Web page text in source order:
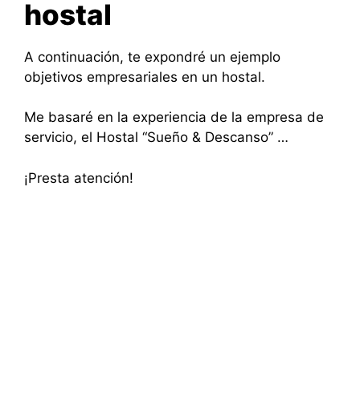
hostal
A continuación, te expondré un ejemplo
objetivos empresariales en un hostal.
Me basaré en la experiencia de la empresa de
servicio, el Hostal “Sueño & Descanso” …
¡Presta atención!